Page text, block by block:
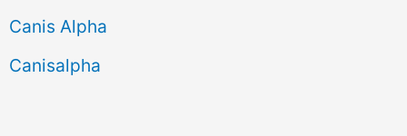
c
h
Canis Alpha
Canisalpha